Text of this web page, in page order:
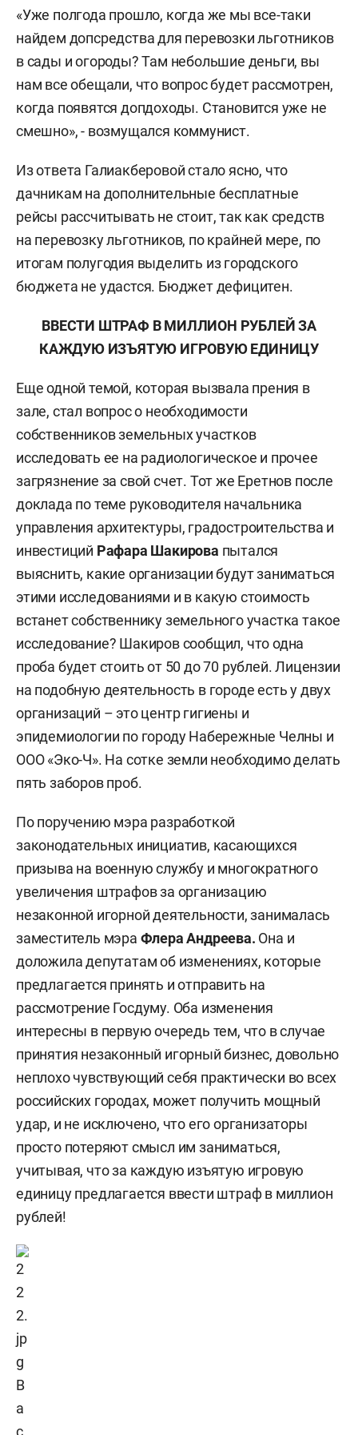
«Уже полгода прошло, когда же мы все-таки
найдем допсредства для перевозки льготников
в сады и огороды? Там небольшие деньги, вы
нам все обещали, что вопрос будет рассмотрен,
когда появятся допдоходы. Становится уже не
смешно», - возмущался коммунист.
Из ответа Галиакберовой стало ясно, что
дачникам на дополнительные бесплатные
рейсы рассчитывать не стоит, так как средств
на перевозку льготников, по крайней мере, по
итогам полугодия выделить из городского
бюджета не удастся. Бюджет дефицитен.
ВВЕСТИ ШТРАФ В МИЛЛИОН РУБЛЕЙ ЗА
КАЖДУЮ ИЗЪЯТУЮ ИГРОВУЮ ЕДИНИЦУ
Еще одной темой, которая вызвала прения в
зале, стал вопрос о необходимости
собственников земельных участков
исследовать ее на радиологическое и прочее
загрязнение за свой счет. Тот же Еретнов после
доклада по теме руководителя начальника
управления архитектуры, градостроительства и
инвестиций Рафара Шакирова пытался
выяснить, какие организации будут заниматься
этими исследованиями и в какую стоимость
встанет собственнику земельного участка такое
исследование? Шакиров сообщил, что одна
проба будет стоить от 50 до 70 рублей. Лицензии
на подобную деятельность в городе есть у двух
организаций – это центр гигиены и
эпидемиологии по городу Набережные Челны и
ООО «Эко-Ч». На сотке земли необходимо делать
пять заборов проб.
По поручению мэра разработкой
законодательных инициатив, касающихся
призыва на военную службу и многократного
увеличения штрафов за организацию
незаконной игорной деятельности, занималась
заместитель мэра Флера Андреева. Она и
доложила депутатам об изменениях, которые
предлагается принять и отправить на
рассмотрение Госдуму. Оба изменения
интересны в первую очередь тем, что в случае
принятия незаконный игорный бизнес, довольно
неплохо чувствующий себя практически во всех
российских городах, может получить мощный
удар, и не исключено, что его организаторы
просто потеряют смысл им заниматься,
учитывая, что за каждую изъятую игровую
единицу предлагается ввести штраф в миллион
рублей!
В
а
с